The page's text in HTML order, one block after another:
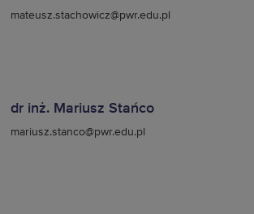
mateusz.stachowicz@pwr.edu.pl
dr inż. Mariusz Stańco
mariusz.stanco@pwr.edu.pl